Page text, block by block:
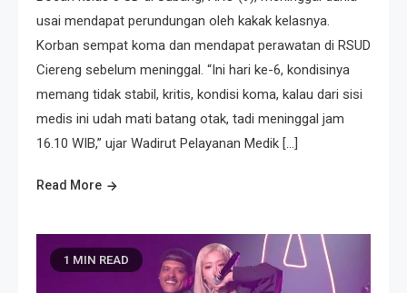
usai mendapat perundungan oleh kakak kelasnya.
Korban sempat koma dan mendapat perawatan di RSUD
Ciereng sebelum meninggal. “Ini hari ke-6, kondisinya
memang tidak stabil, kritis, kondisi koma, kalau dari sisi
medis ini udah mati batang otak, tadi meninggal jam
16.10 WIB,” ujar Wadirut Pelayanan Medik […]
Read More
1 MIN READ